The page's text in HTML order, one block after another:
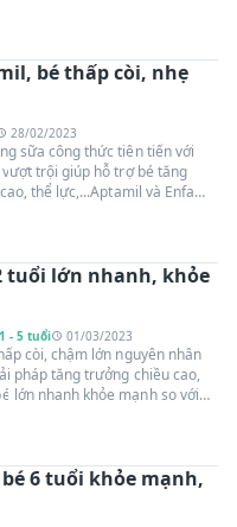
viết.bé thấp còi, nhẹ
28/02/2023
sữa công thức tiên tiến với
trội giúp hỗ trợ bé tăng
thể lực,...Aptamil và Enfamil
Suangoainhap.com so sánh
tuổi lớn nhanh, khỏe
- 5 tuổi 01/03/2023
còi, chậm lớn nguyên nhân
pháp tăng trưởng chiều cao,
lớn nhanh khỏe mạnh so với
suy dinh dưỡng được chuyên
Nhi Khoa khuyên dùng
6 tuổi khỏe mạnh,